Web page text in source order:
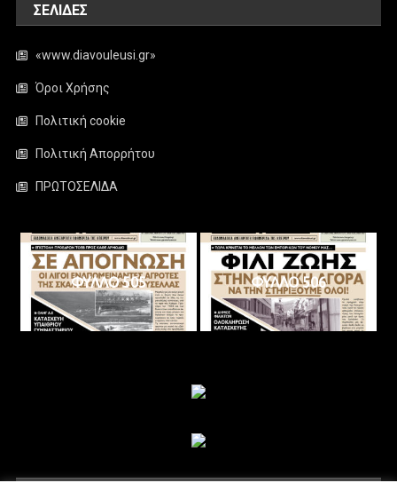
ΣΕΛΊΔΕΣ
«www.diavouleusi.gr»
Όροι Χρήσης
Πολιτική cookie
Πολιτική Απορρήτου
ΠΡΩΤΟΣΕΛΙΔΑ
ΦΥΛΛΟ 505 ΦΥΛΛΟ 506